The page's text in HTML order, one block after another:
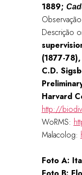
1889;
Descrição
(1877-
C.D.
Harvard
http://
WoRMS:
Malacolog:
Foto A: